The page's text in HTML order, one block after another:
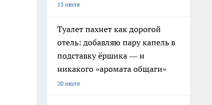
13 июля
Туалет пахнет как дорогой
отель: добавляю пару капель в
подставку ёршика — и
никакого «аромата общаги»
20 июля